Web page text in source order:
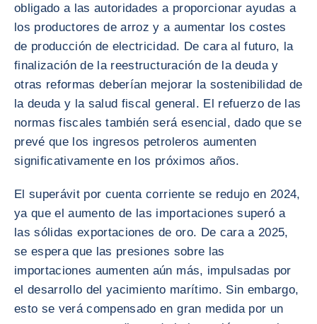
obligado a las autoridades a proporcionar ayudas a
los productores de arroz y a aumentar los costes
de producción de electricidad. De cara al futuro, la
finalización de la reestructuración de la deuda y
otras reformas deberían mejorar la sostenibilidad de
la deuda y la salud fiscal general. El refuerzo de las
normas fiscales también será esencial, dado que se
prevé que los ingresos petroleros aumenten
significativamente en los próximos años.
El superávit por cuenta corriente se redujo en 2024,
ya que el aumento de las importaciones superó a
las sólidas exportaciones de oro. De cara a 2025,
se espera que las presiones sobre las
importaciones aumenten aún más, impulsadas por
el desarrollo del yacimiento marítimo. Sin embargo,
esto se verá compensado en gran medida por un